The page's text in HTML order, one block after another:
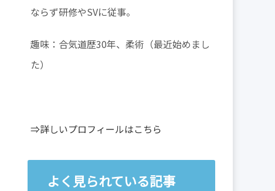
ならず研修やSVに従事。
趣味：合気道歴30年、柔術（最近始めまし
た）
⇒詳しいプロフィールはこちら
よく見られている記事